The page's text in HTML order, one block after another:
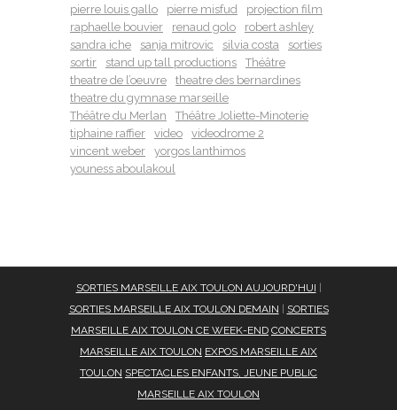
pierre louis gallo
pierre misfud
projection film
raphaelle bouvier
renaud golo
robert ashley
sandra iche
sanja mitrovic silvia costa
sorties
sortir
stand up tall productions
Théâtre
theatre de l’oeuvre
theatre des bernardines
theatre du gymnase marseille
Théâtre du Merlan
Théâtre Joliette-Minoterie
tiphaine raffier
video
videodrome 2
vincent weber
yorgos lanthimos
youness aboulakoul
SORTIES MARSEILLE AIX TOULON AUJOURD'HUI
SORTIES MARSEILLE AIX TOULON DEMAIN
SORTIES
MARSEILLE AIX TOULON CE WEEK-END CONCERTS
MARSEILLE AIX TOULON EXPOS MARSEILLE AIX
TOULON SPECTACLES ENFANTS, JEUNE PUBLIC
MARSEILLE AIX TOULON